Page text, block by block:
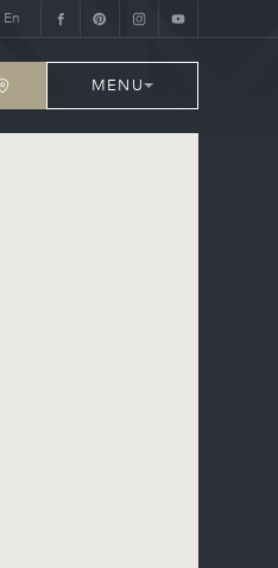
En
MENU